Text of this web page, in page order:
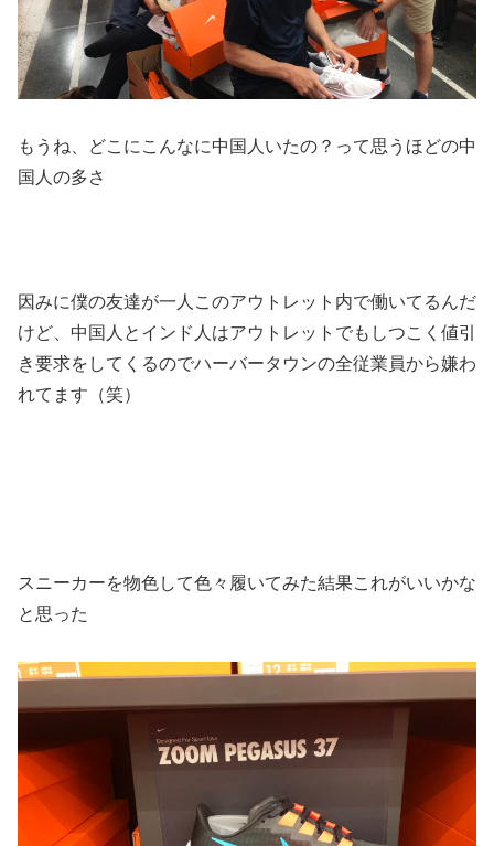
もうね、どこにこんなに中国人いたの？って思うほどの中
国人の多さ
因みに僕の友達が一人このアウトレット内で働いてるんだ
けど、中国人とインド人はアウトレットでもしつこく値引
き要求をしてくるのでハーバータウンの全従業員から嫌わ
れてます（笑）
スニーカーを物色して色々履いてみた結果これがいいかな
と思った